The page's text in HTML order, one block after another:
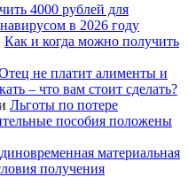
4000 рублей для
в 2026 году
Как и когда можно получить
не платит алименты и
– что вам стоит сделать?
Льготы по потере
пособия положены
материальная
получения